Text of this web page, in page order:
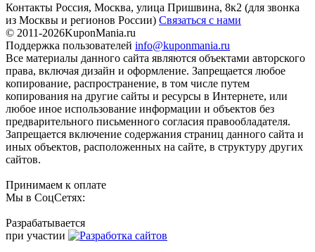
Контакты Россия, Москва, улица Пришвина, 8к2 (для звонка
из Москвы и регионов России) Связаться с нами
© 2011-2026KuponMania.ru
Поддержка пользователей info@kuponmania.ru
Все материалы данного сайта являются объектами авторского
права, включая дизайн и оформление. Запрещается любое
копирование, распространение, в том числе путем
копирования на другие сайты и ресурсы в Интернете, или
любое иное использование информации и объектов без
предварительного письменного согласия правообладателя.
Запрещается включение содержания страниц данного сайта и
иных объектов, расположенных на сайте, в структуру других
сайтов.
Принимаем к оплате
Мы в СоцСетях:
Разрабатывается
при участии